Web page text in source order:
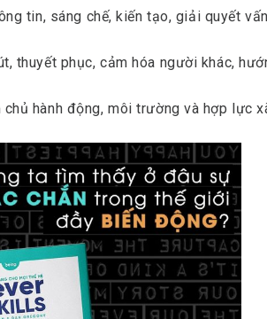
tin, sáng chế, kiến tạo, giải quyết
thuyết phục, cảm hóa người khác,
hành động, môi trường và hợp lực